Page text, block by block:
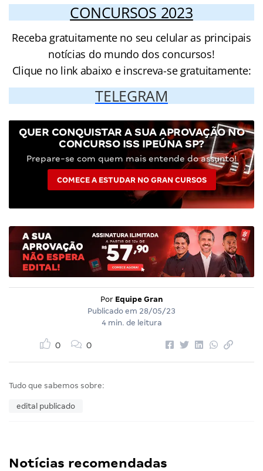
CONCURSOS 2023
Receba gratuitamente no seu celular as principais
notícias do mundo dos concursos!
Clique no link abaixo e inscreva-se gratuitamente:
TELEGRAM
QUER CONQUISTAR A SUA APROVAÇÃO NO
CONCURSO ISS IPEÚNA SP?
Prepare-se com quem mais entende do assunto!
COMECE A ESTUDAR NO GRAN CURSOS
Por Equipe Gran
Publicado em 28/05/23
4 min. de leitura
0 0
Tudo que sabemos sobre:
edital publicado
Notícias recomendadas